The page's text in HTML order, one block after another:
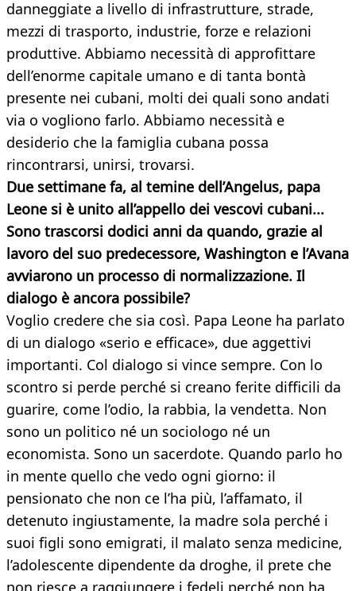
danneggiate a livello di infrastrutture, strade,
mezzi di trasporto, industrie, forze e relazioni
produttive. Abbiamo necessità di approfittare
dell’enorme capitale umano e di tanta bontà
presente nei cubani, molti dei quali sono andati
via o vogliono farlo. Abbiamo necessità e
desiderio che la famiglia cubana possa
rincontrarsi, unirsi, trovarsi.
Due settimane fa, al temine dell’Angelus, papa
Leone si è unito all’appello dei vescovi cubani...
Sono trascorsi dodici anni da quando, grazie al
lavoro del suo predecessore, Washington e l’Avana
avviarono un processo di normalizzazione. Il
dialogo è ancora possibile?
Voglio credere che sia così. Papa Leone ha parlato
di un dialogo «serio e efficace», due aggettivi
importanti. Col dialogo si vince sempre. Con lo
scontro si perde perché si creano ferite difficili da
guarire, come l’odio, la rabbia, la vendetta. Non
sono un politico né un sociologo né un
economista. Sono un sacerdote. Quando parlo ho
in mente quello che vedo ogni giorno: il
pensionato che non ce l’ha più, l’affamato, il
detenuto ingiustamente, la madre sola perché i
suoi figli sono emigrati, il malato senza medicine,
l’adolescente dipendente da droghe, il prete che
non riesce a raggiungere i fedeli perché non ha